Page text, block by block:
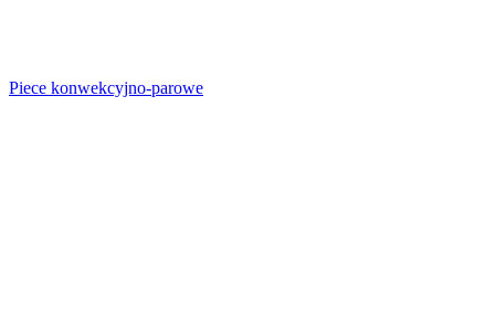
Piece konwekcyjno-parowe